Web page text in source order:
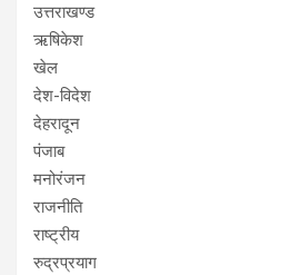
उत्तराखण्ड
ऋषिकेश
खेल
देश-विदेश
देहरादून
पंजाब
मनोरंजन
राजनीति
राष्ट्रीय
रुद्रप्रयाग